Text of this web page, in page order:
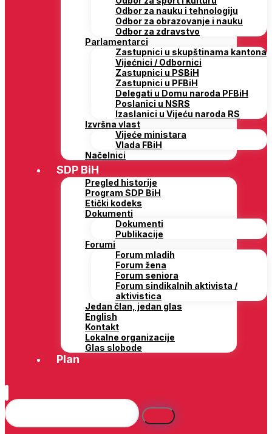
Odbor za nauku i tehnologiju
Odbor za obrazovanje i nauku
Odbor za zdravstvo
Parlamentarci
Zastupnici u skupštinama kantona
Vijećnici / Odbornici
Zastupnici u PSBiH
Zastupnici u PFBiH
Delegati u Domu naroda PFBiH
Poslanici u NSRS
Izaslanici u Vijeću naroda RS
Izvršna vlast
Vijeće ministara
Vlada FBiH
Načelnici
SDP BiH
Pregled historije
Program SDP BiH
Etički kodeks
Dokumenti
Dokumenti
Publikacije
Forumi
Forum mladih
Forum žena
Forum seniora
Forum sindikalnih aktivista /
aktivistica
Jedan član, jedan glas
English
Kontakt
Lokalne organizacije
Glas slobode
Plan